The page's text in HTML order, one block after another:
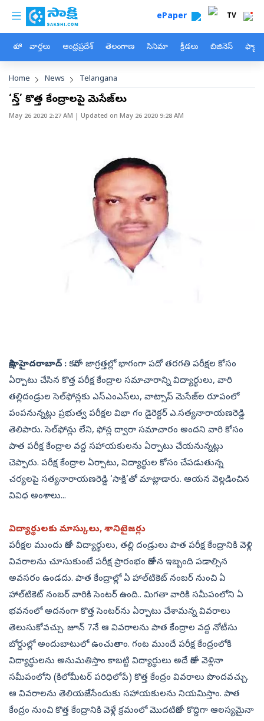
Skip to main content
custom menu ePaper TV
హోం వార్తలు ఆంధ్రప్రదేశ్ తెలంగాణ సినిమా క్రీడలు బిజినెస్
Breadcrumb
Home News Telangana
‘టెన్త్‌’ కొత్త కేంద్రాలపై మెసేజ్‌లు
May 26 2020 2:27 AM | Updated on May 26 2020 9:28 AM
సాక్షి, హైదరాబాద్‌ : కరోనా జాగ్రత్తల్లో భాగంగా పదో తరగతి పరీక్షల కోసం
ఏర్పాటు చేసిన కొత్త పరీక్ష కేంద్రాల సమాచారాన్ని విద్యార్థులు, వారి
తల్లిదండ్రుల సెల్‌ఫోన్లకు ఎస్‌ఎంఎస్‌లు, వాట్సాప్‌ మెసేజ్‌ల రూపంలో
పంపనున్నట్లు ప్రభుత్వ పరీక్షల విభా గం డైరెక్టర్‌ ఎ.సత్యనారాయణరెడ్డి
తెలిపారు. సెల్‌ఫోన్లు లేని, ఫోన్ల ద్వారా సమాచారం అందని వారి కోసం
పాత పరీక్ష కేంద్రాల వద్ద సహాయకులను ఏర్పాటు చేయనున్నట్లు
చెప్పారు. పరీక్ష కేంద్రాల ఏర్పాటు, విద్యార్థుల కోసం చేపడుతున్న
చర్యలపై సత్యనారాయణరెడ్డి ‘సాక్షి’తో మాట్లాడారు. ఆయన వెల్లడించిన
వివిధ అంశాలు...
విద్యార్థులకు మాస్కులు, శానిటైజర్లు
పరీక్షల ముందు రోజు విద్యార్థులు, తల్లి దండ్రులు పాత పరీక్ష కేంద్రానికి వెళ్లి
వివరాలను చూసుకుంటే పరీక్ష ప్రారంభం రోజున ఇబ్బంది పడాల్సిన
అవసరం ఉండదు. పాత కేంద్రాల్లో ఏ హాల్‌టికెట్‌ నంబర్‌ నుంచి ఏ
హాల్‌టికెట్‌ నంబర్‌ వారికి సెంటర్‌ ఉంది.. మిగతా వారికి సమీపంలోని ఏ
భవనంలో అదనంగా కొత్త సెంటర్‌ను ఏర్పాటు చేశామన్న వివరాలు
తెలుసుకోవచ్చు. జూన్‌ 7నే ఆ వివరాలను పాత కేంద్రాల వద్ద నోటీసు
బోర్డుల్లో అందుబాటులో ఉంచుతాం. గంట ముందే పరీక్ష కేంద్రంలోకి
విద్యార్థులను అనుమతిస్తాం కాబట్టి విద్యార్థులు అదే రోజు వెళ్లినా
సమీపంలోని (కిలోమీటర్‌ పరిధిలోపే) కొత్త కేంద్రం వివరాలు పొందవచ్చు.
ఆ వివరాలను తెలియజేసేందుకు సహాయకులను నియమిస్తాం. పాత
కేంద్రం నుంచి కొత్త కేంద్రానికి వెళ్లే క్రమంలో మొదటిరోజు కొద్దిగా ఆలస్యమైనా